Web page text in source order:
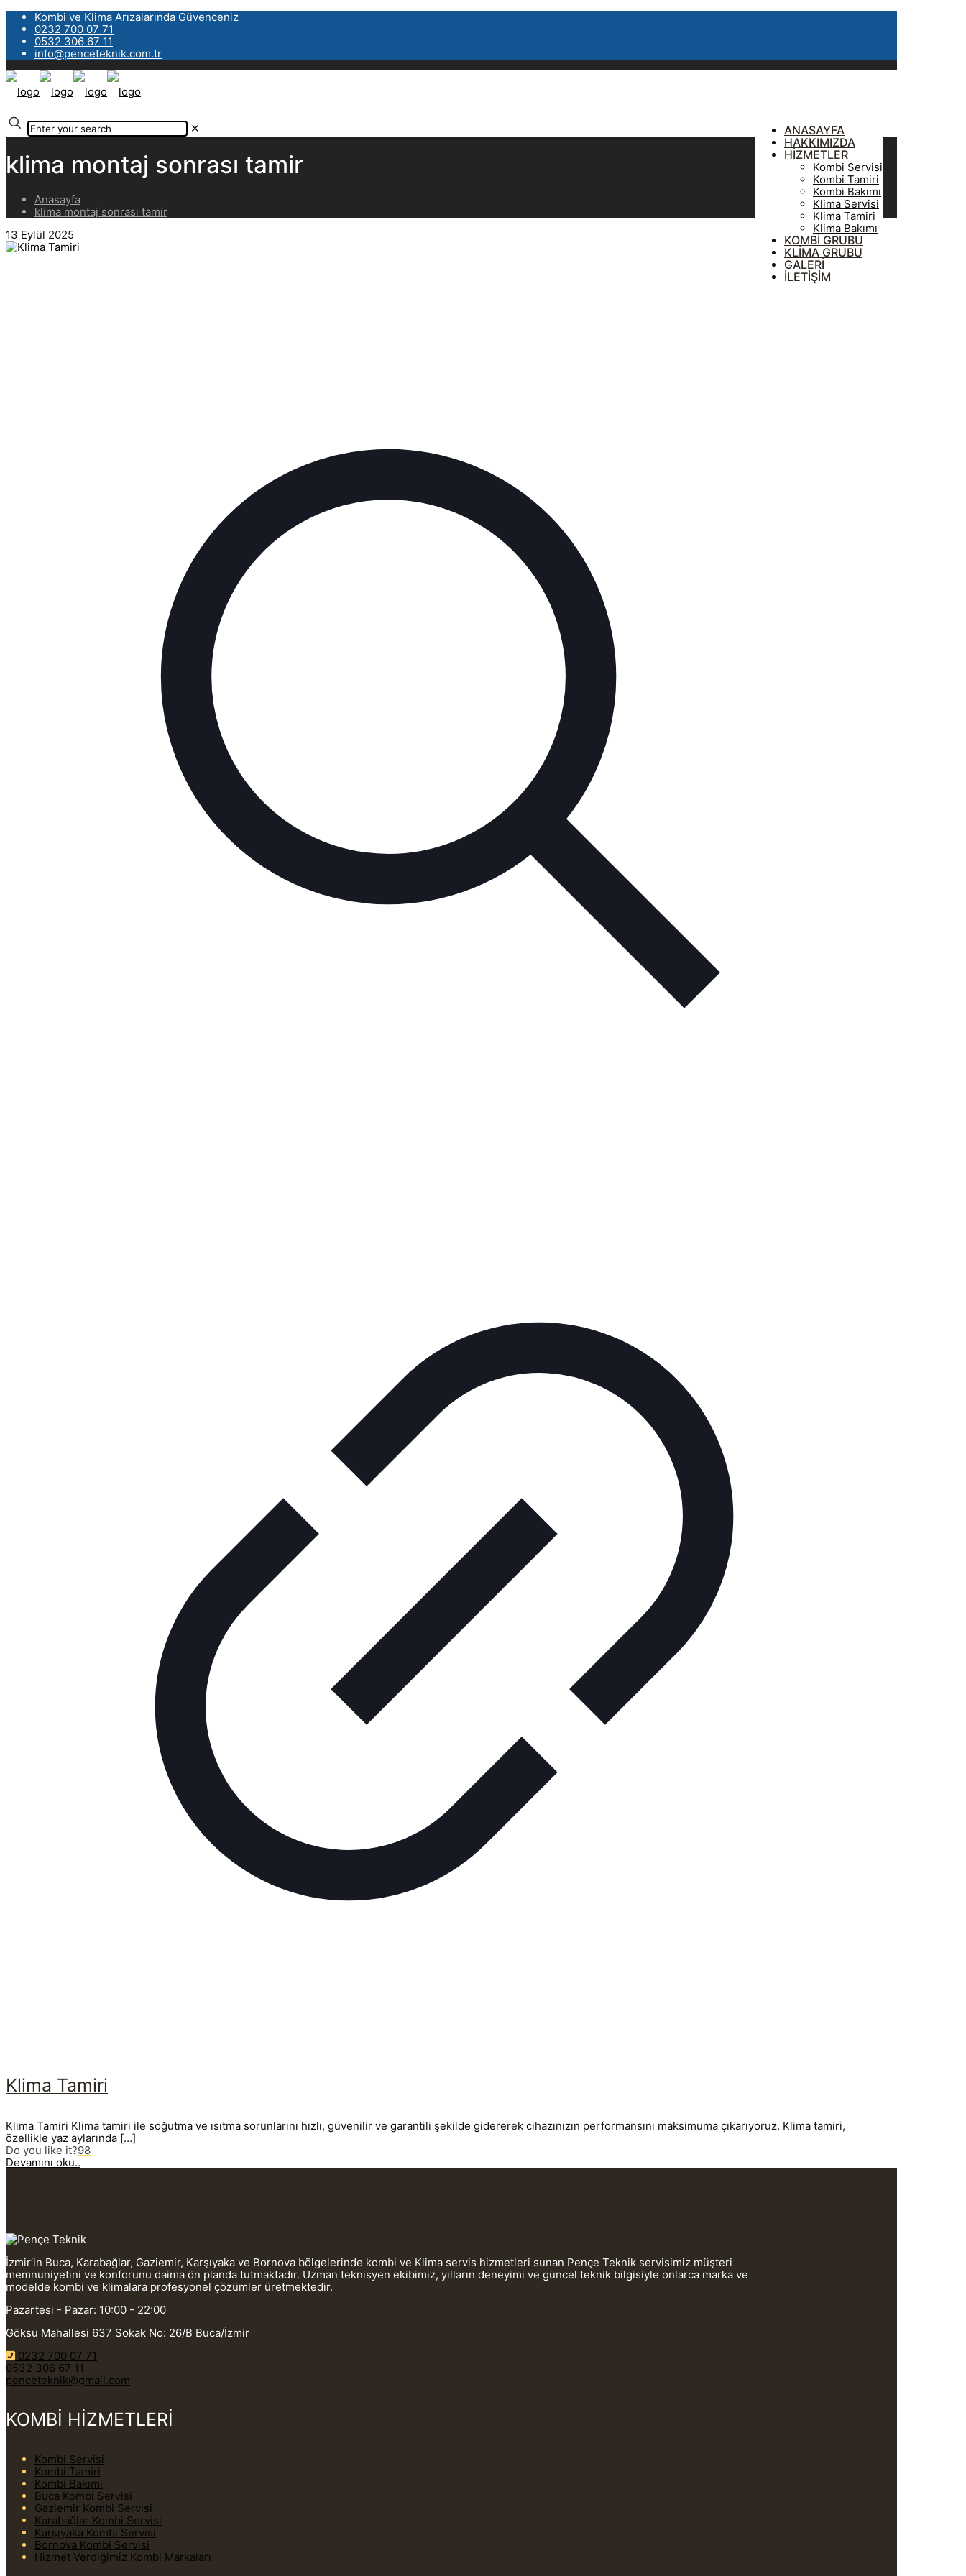
Kombi ve Klima Arızalarında Güvenceniz
0232 700 07 71
0532 306 67 11
info@penceteknik.com.tr
ANASAYFA
HAKKIMIZDA
HİZMETLER
Kombi Servisi
Kombi Tamiri
Kombi Bakımı
Klima Servisi
Klima Tamiri
Klima Bakımı
KOMBİ GRUBU
KLİMA GRUBU
GALERİ
İLETİŞİM
✕
klima montaj sonrası tamir
Anasayfa
klima montaj sonrası tamir
13 Eylül 2025
Klima Tamiri
Klima Tamiri Klima tamiri ile soğutma ve ısıtma sorunlarını hızlı, güvenilir ve garantili şekilde gidererek cihazınızın performansını maksimuma çıkarıyoruz. Klima tamiri,
özellikle yaz aylarında […]
Do you like it?98
Devamını oku..
İzmir’in Buca, Karabağlar, Gaziemir, Karşıyaka ve Bornova bölgelerinde kombi ve Klima servis hizmetleri sunan Pençe Teknik servisimiz müşteri
memnuniyetini ve konforunu daima ön planda tutmaktadır. Uzman teknisyen ekibimiz, yılların deneyimi ve güncel teknik bilgisiyle onlarca marka ve
modelde kombi ve klimalara profesyonel çözümler üretmektedir.
Pazartesi - Pazar: 10:00 - 22:00
Göksu Mahallesi 637 Sokak No: 26/B Buca/İzmir
0232 700 07 71
0532 306 67 11
penceteknik@gmail.com
KOMBİ HİZMETLERİ
Kombi Servisi
Kombi Tamiri
Kombi Bakımı
Buca Kombi Servisi
Gaziemir Kombi Servisi
Karabağlar Kombi Servisi
Karşıyaka Kombi Servisi
Bornova Kombi Servisi
Hizmet Verdiğimiz Kombi Markaları